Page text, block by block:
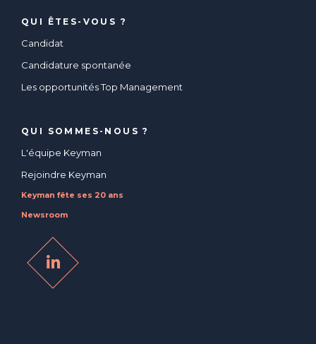
QUI ÊTES-VOUS ?
Candidat
Candidature spontanée
Les opportunités Top Management
QUI SOMMES-NOUS ?
L'équipe Keyman
Rejoindre Keyman
Keyman fête ses 20 ans
Newsroom